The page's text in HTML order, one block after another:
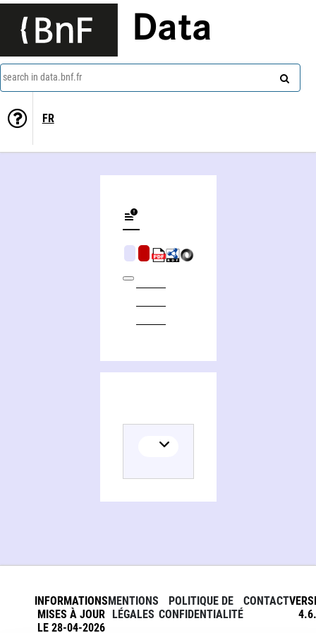
Data
search in data.bnf.fr
FR
INFORMATIONS
MISES À JOUR
LE 28-04-2026
MENTIONS
LÉGALES
POLITIQUE DE
CONFIDENTIALITÉ
CONTACT